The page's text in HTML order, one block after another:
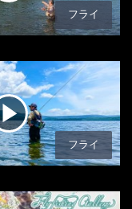
フライ
フライ